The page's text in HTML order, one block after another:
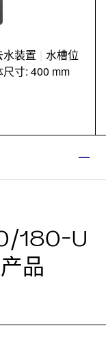
装置 | 水槽位
寸: 400 mm
180-U
品